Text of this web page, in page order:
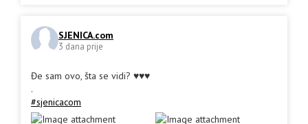
SJENICA.com
3 dana prije
Đe sam ovo, šta se vidi? ♥️♥️♥️
.
#sjenicacom